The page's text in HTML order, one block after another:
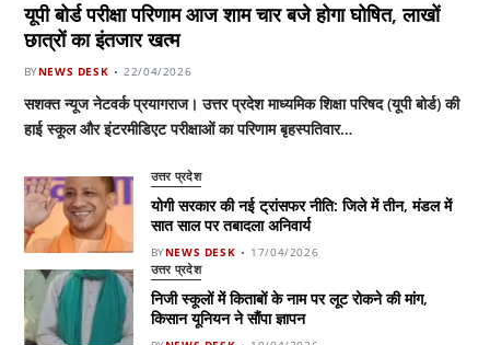
यूपी बोर्ड परीक्षा परिणाम आज शाम चार बजे होगा घोषित, लाखों
छात्रों का इंतजार खत्म
BYNEWS DESK 22/04/2026
सशक्त न्यूज नेटवर्क प्रयागराज। उत्तर प्रदेश माध्यमिक शिक्षा परिषद (यूपी बोर्ड) की
हाई स्कूल और इंटरमीडिएट परीक्षाओं का परिणाम बृहस्पतिवार…
उत्तर प्रदेश
योगी सरकार की नई ट्रांसफर नीति: जिले में तीन, मंडल में
सात साल पर तबादला अनिवार्य
BYNEWS DESK 17/04/2026
उत्तर प्रदेश
निजी स्कूलों में किताबों के नाम पर लूट रोकने की मांग,
किसान यूनियन ने सौंपा ज्ञापन